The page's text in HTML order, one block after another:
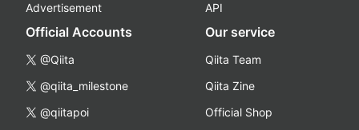
Advertisement
API
Official Accounts
@Qiita
@qiita_milestone
@qiitapoi
Our service
Qiita Team
Qiita Zine
Official Shop